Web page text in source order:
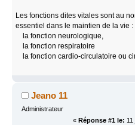
Les fonctions dites vitales sont au
essentiel dans le maintien de la vie :
la fonction neurologique,
la fonction respiratoire
la fonction cardio-circulatoire ou
Jeano 11
Administrateur
« Réponse #1 le: